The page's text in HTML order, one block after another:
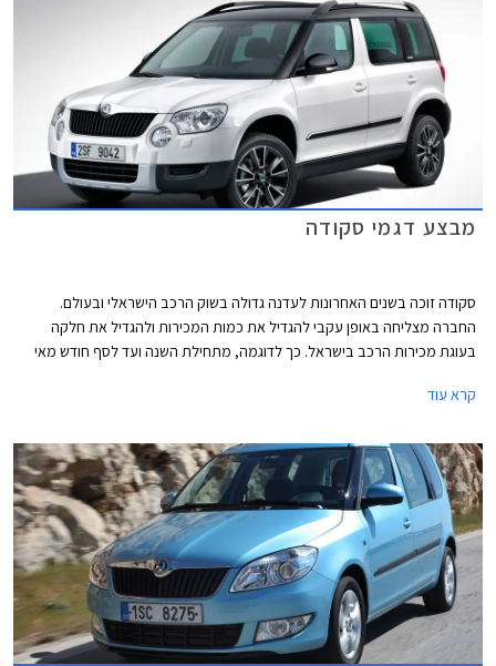
מבצע דגמי סקודה
סקודה זוכה בשנים האחרונות לעדנה גדולה בשוק הרכב הישראלי ובעולם.
החברה מצליחה באופן עקבי להגדיל את כמות המכירות ולהגדיל את חלקה
בעוגת מכירות הרכב בישראל. כך לדוגמה, מתחילת השנה ועד לסף חודש מאי
ועד לחודש מאי והיא מותג הרכב האירופאי השני במכירות אחרי פורד. ניתן לשער
שנתון המכירות של סקודה ימשיך לגדול בתקופה הקרובה לאחר השקת הראפיד
החדשה וההשקה הצפויה של האוקטביה החדשה הכל כך חשובה לסקודה בשוק
הרכב בישראל ובכלל.
קרא עוד